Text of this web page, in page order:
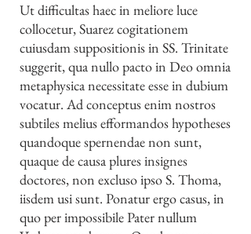
Ut difficultas haec in meliore luce
collocetur, Suarez cogitationem
cuiusdam suppositionis in SS. Trinitate
suggerit, qua nullo pacto in Deo omnia
metaphysica necessitate esse in dubium
vocatur. Ad conceptus enim nostros
subtiles melius efformandos hypotheses
quandoque spernendae non sunt,
quaque de causa plures insignes
doctores, non excluso ipso S. Thoma,
iisdem usi sunt. Ponatur ergo casus, in
quo per impossibile Pater nullum